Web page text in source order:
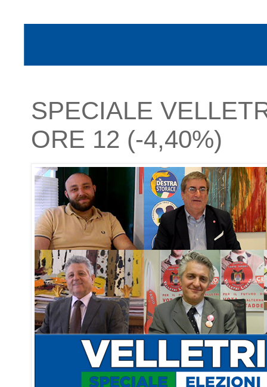
SPECIALE
ORE 12 (-4,40%)